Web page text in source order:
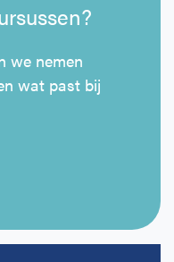
we nemen
wat past bij